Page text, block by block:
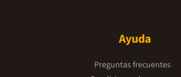
Ayuda
Preguntas frecuentes